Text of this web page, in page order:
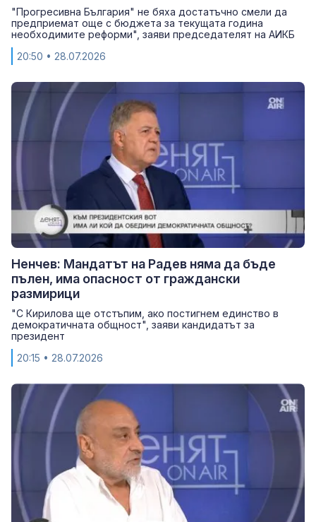
"Прогресивна България" не бяха достатъчно смели да
предприемат още с бюджета за текущата година
необходимите реформи", заяви председателят на АИКБ
20:50 • 28.07.2026
Ненчев: Мандатът на Радев няма да бъде
пълен, има опасност от граждански
размирици
"С Кирилова ще отстъпим, ако постигнем единство в
демократичната общност", заяви кандидатът за
президент
20:15 • 28.07.2026